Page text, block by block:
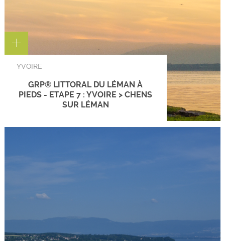
YVOIRE
GRP® LITTORAL DU LÉMAN À
PIEDS - ETAPE 7 : YVOIRE > CHENS
SUR LÉMAN